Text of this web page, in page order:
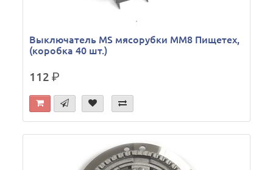
Выключатель МS мясорубки ММ8 Пищетех,
(коробка 40 шт.)
112р.